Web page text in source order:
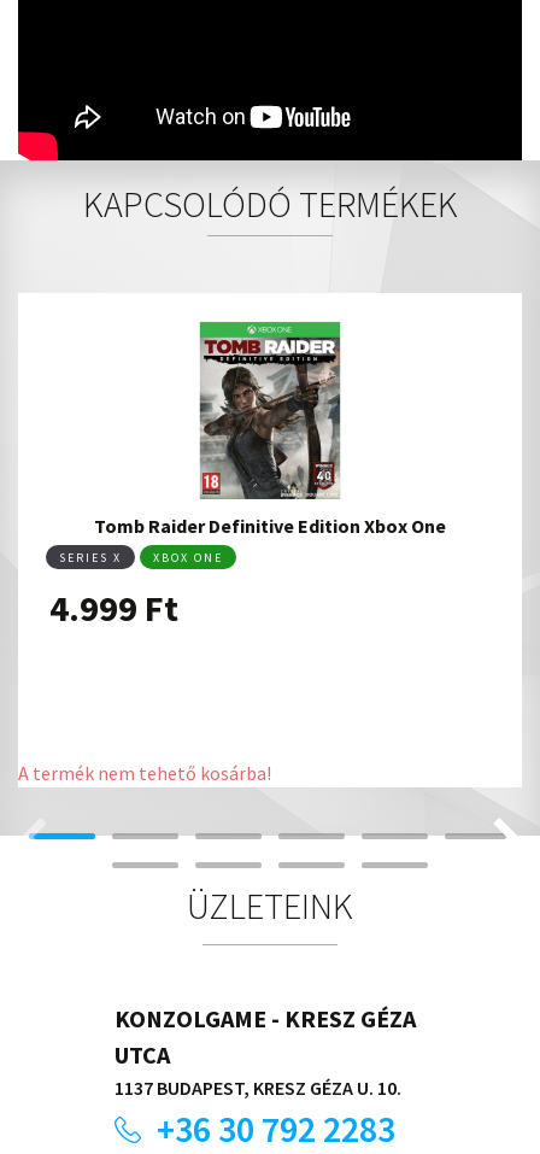
KAPCSOLÓDÓ TERMÉKEK
Tomb Raider Definitive Edition Xbox One
SERIES X XBOX ONE
4.999 Ft
A termék nem tehető kosárba!
ÜZLETEINK
KONZOLGAME - KRESZ GÉZA
UTCA
1137 BUDAPEST, KRESZ GÉZA U. 10.
+36 30 792 2283